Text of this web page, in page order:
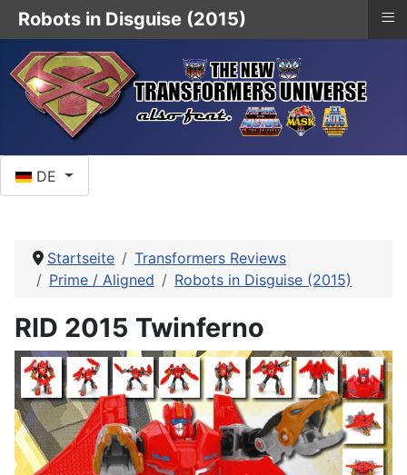
DE
Startseite
Transformers Reviews
Prime / Aligned
Robots in Disguise (2015)
RID 2015 Twinferno
Robots in Disguise (2015) ≡